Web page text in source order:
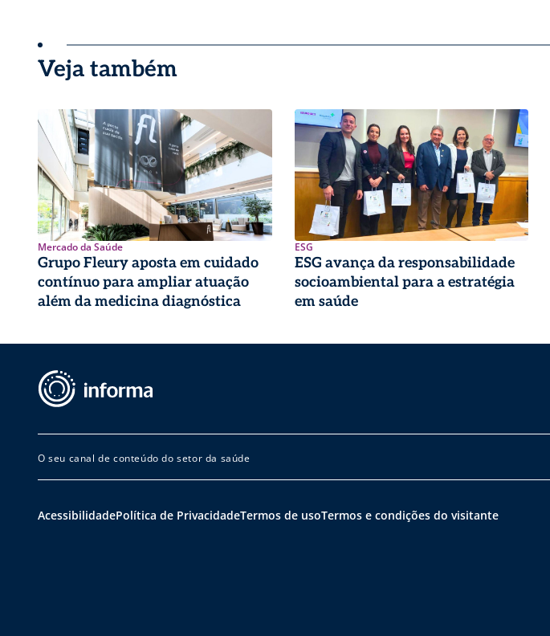
Veja também
Mercado da Saúde
Grupo Fleury aposta em cuidado
contínuo para ampliar atuação
além da medicina diagnóstica
ESG
ESG avança da responsabilidade
socioambiental para a estratégia
em saúde
O seu canal de conteúdo do setor da saúde
AcessibilidadePolítica de PrivacidadeTermos de usoTermos e condições do visitante